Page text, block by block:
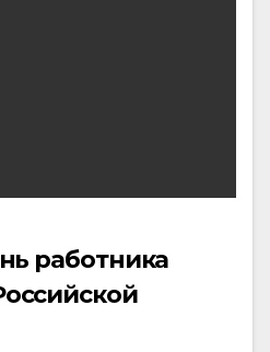
работника